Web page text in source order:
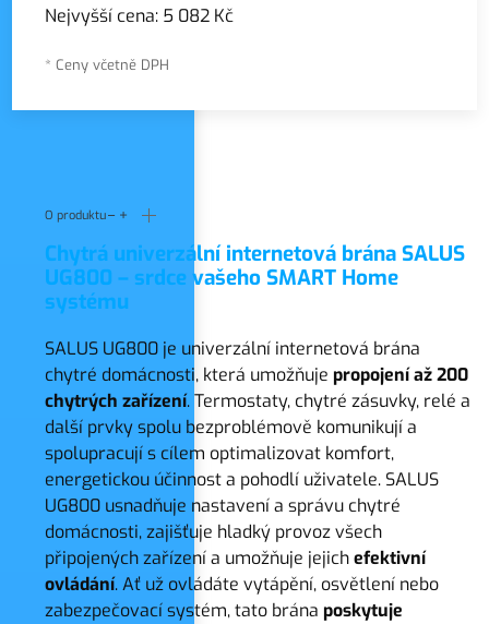
Nejvyšší cena: 5 082 Kč
* Ceny včetně DPH
O produktu
Chytrá univerzální internetová brána SALUS
UG800 – srdce vašeho SMART Home
systému
SALUS UG800 je univerzální internetová brána
chytré domácnosti, která umožňuje propojení až 200
chytrých zařízení. Termostaty, chytré zásuvky, relé a
další prvky spolu bezproblémově komunikují a
spolupracují s cílem optimalizovat komfort,
energetickou účinnost a pohodlí uživatele. SALUS
UG800 usnadňuje nastavení a správu chytré
domácnosti, zajišťuje hladký provoz všech
připojených zařízení a umožňuje jejichefektivní
ovládání. Ať už ovládáte vytápění, osvětlení nebo
zabezpečovací systém, tato brána poskytuje